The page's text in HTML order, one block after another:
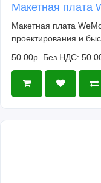
Макетная плата
Макетная плата
проектирования и
50.00р. Без НДС: